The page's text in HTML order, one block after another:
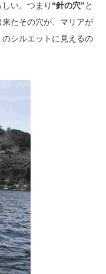
い。つまり “針の穴”と
たその穴が、マリアが
シルエットに見えるの